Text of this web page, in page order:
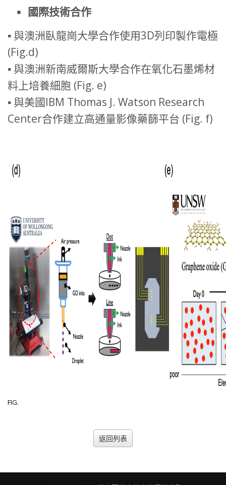
國際技術合作
▪ 與澳洲臥龍崗大學合作使用3D列印製作電極
(Fig.d)
▪ 與澳洲新南威爾斯大學合作在氧化石墨烯材
料上培養細胞 (Fig. e)
▪ 與美國IBM Thomas J. Watson Research
Center合作建立高通量影像藥篩平台 (Fig. f)
FIG.
返回列表